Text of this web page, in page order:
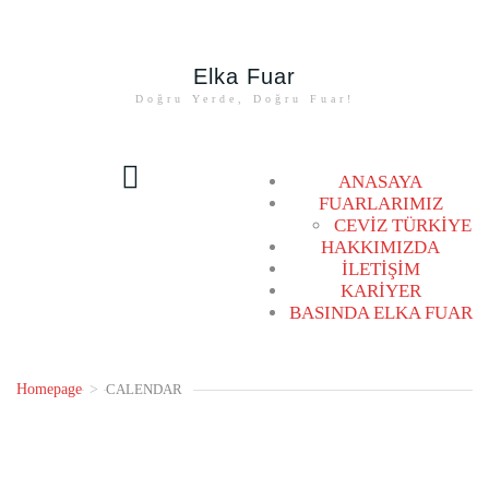
Elka Fuar
Doğru Yerde, Doğru Fuar!
ANASAYA
FUARLARIMIZ
CEVİZ TÜRKİYE
HAKKIMIZDA
İLETİŞİM
KARİYER
BASINDA ELKA FUAR
Homepage > CALENDAR